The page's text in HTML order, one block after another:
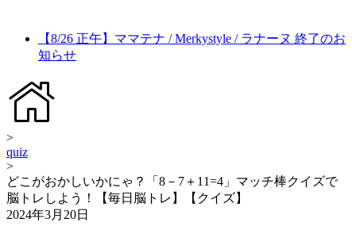
【8/26 正午】ママテナ / Merkystyle / ラナーヌ 終了のお
知らせ
>
quiz
>
どこがおかしいかにゃ？「8－7＋11=4」マッチ棒クイズで
脳トレしよう！【毎日脳トレ】【クイズ】
2024年3月20日